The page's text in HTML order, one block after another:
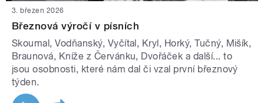
3. březen 2026
Březnová výročí v písních
Skoumal, Vodňanský, Vyčítal, Kryl, Horký, Tučný, Mišík,
Braunová, Kníže z Červánku, Dvořáček a další... to
jsou osobnosti, které nám dal či vzal první březnový
týden.